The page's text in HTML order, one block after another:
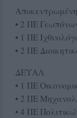
• 2 ΠΕ
• 1 ΠΕ
• 2 ΠΕ
ΔΕΥΑΛ
• 1 ΠΕ
• 2 ΠΕ
• 4 ΠΕ